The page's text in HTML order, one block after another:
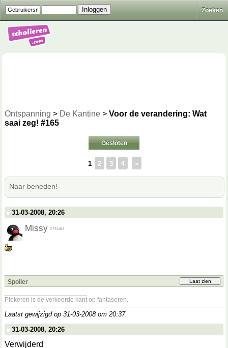
Zoeken
Ontspanning > De Kantine > Voor de verandering: Wat
saai zeg! #165
Gesloten
1 2 3 4 »
Naar beneden!
31-03-2008, 20:26
Missy
Spoiler
Piekeren is de verkeerde kant op fantaseren.
Laatst gewijzigd op 31-03-2008 om 20:37.
31-03-2008, 20:26
Verwijderd